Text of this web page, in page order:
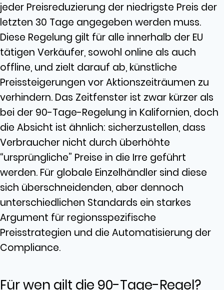
jeder Preisreduzierung der niedrigste Preis der
letzten 30 Tage angegeben werden muss.
Diese Regelung gilt für alle innerhalb der EU
tätigen Verkäufer, sowohl online als auch
offline, und zielt darauf ab, künstliche
Preissteigerungen vor Aktionszeiträumen zu
verhindern. Das Zeitfenster ist zwar kürzer als
bei der 90-Tage-Regelung in Kalifornien, doch
die Absicht ist ähnlich: sicherzustellen, dass
Verbraucher nicht durch überhöhte
“ursprüngliche” Preise in die Irre geführt
werden. Für globale Einzelhändler sind diese
sich überschneidenden, aber dennoch
unterschiedlichen Standards ein starkes
Argument für regionsspezifische
Preisstrategien und die Automatisierung der
Compliance.
Für wen gilt die 90-Tage-Regel?